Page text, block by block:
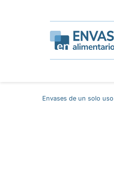
Envases de un solo uso